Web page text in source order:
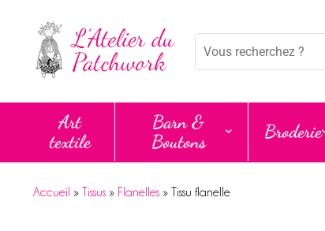
Mots
Art
textile
Barn &
Boutons
Broderie
Accueil » Tissus » Flanelles » Tissu flanelle